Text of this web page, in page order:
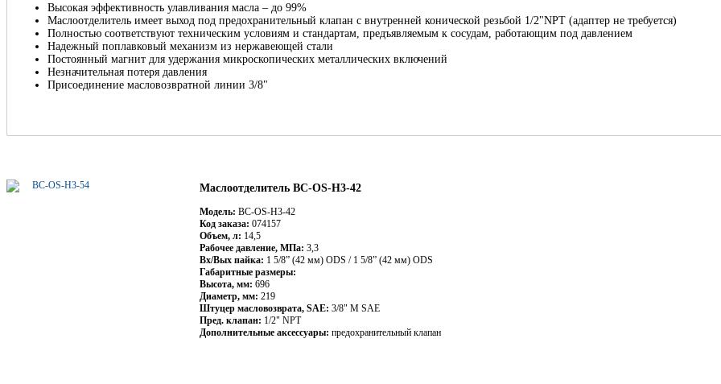
Высокая эффективность улавливания масла – до 99%
Маслоотделитель имеет выход под предохранительный клапан c внутренней конической резьбой 1/2"NPT (адаптер не требуется)
Полностью соответствуют техническим условиям и стандартам, предъявляемым к сосудам, работающим под давлением
Надежный поплавковый механизм из нержавеющей стали
Постоянный магнит для удержания микроскопических металлических включений
Незначительная потеря давления
Присоединение масловозвратной линии 3/8"
Маслоотделитель BC-OS-H3-42
Модель: BC-OS-H3-42
Код заказа: 074157
Объем, л: 14,5
Рабочее давление, МПа: 3,3
Вх/Вых пайка: 1 5/8” (42 мм) ODS / 1 5/8” (42 мм) ODS
Габаритные размеры:
Высота, мм: 696
Диаметр, мм: 219
Штуцер масловозврата, SAE: 3/8" M SAE
Пред. клапан: 1/2" NPT
Дополнительные аксессуары: предохранительный клапан